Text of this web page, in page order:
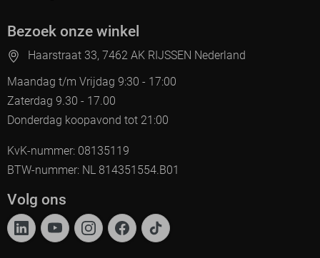
Bezoek onze winkel
Haarstraat 33, 7462 AK RIJSSEN Nederland
Maandag t/m Vrijdag 9:30 - 17:00
Zaterdag 9.30 - 17.00
Donderdag koopavond tot 21:00
KvK-nummer: 08135119
BTW-nummer: NL 814351554.B01
Volg ons